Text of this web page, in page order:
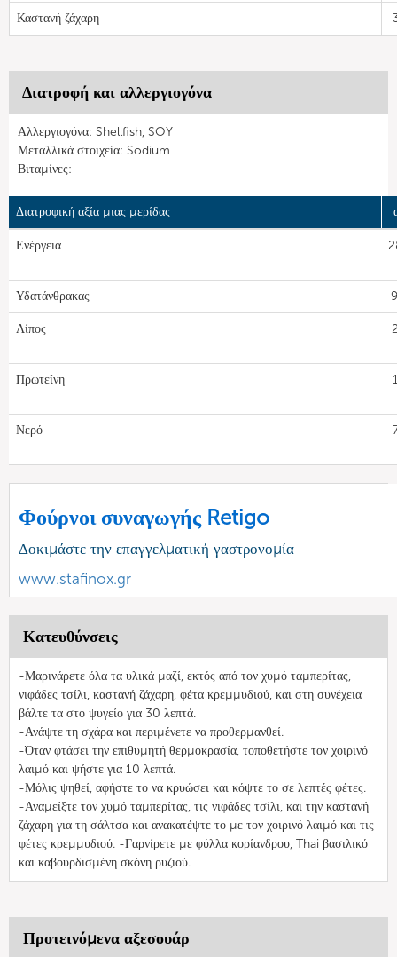
Καστανή ζάχαρη
Διατροφή και αλλεργιογόνα
Αλλεργιογόνα: Shellfish, SOY
Μεταλλικά στοιχεία: Sodium
Βιταμίνες:
Διατροφική αξία μιας μερίδας
Ενέργεια
Υδατάνθρακας
Λίπος
Πρωτεΐνη
Νερό
Φούρνοι συναγωγής Retigo
Δοκιμάστε την επαγγελματική γαστρονομία
www.stafinox.gr
Κατευθύνσεις
-Μαρινάρετε όλα τα υλικά μαζί, εκτός από τον χυμό ταμπερίτας,
νιφάδες τσίλι, καστανή ζάχαρη, φέτα κρεμμυδιού, και στη συνέχεια
βάλτε τα στο ψυγείο για 30 λεπτά.
-Ανάψτε τη σχάρα και περιμένετε να προθερμανθεί.
-Όταν φτάσει την επιθυμητή θερμοκρασία, τοποθετήστε τον χοιρινό
λαιμό και ψήστε για 10 λεπτά.
-Μόλις ψηθεί, αφήστε το να κρυώσει και κόψτε το σε λεπτές φέτες.
-Αναμείξτε τον χυμό ταμπερίτας, τις νιφάδες τσίλι, και την καστανή
ζάχαρη για τη σάλτσα και ανακατέψτε το με τον χοιρινό λαιμό και τις
φέτες κρεμμυδιού. -Γαρνίρετε με φύλλα κορίανδρου, Thai βασιλικό
και καβουρδισμένη σκόνη ρυζιού.
Προτεινόμενα αξεσουάρ